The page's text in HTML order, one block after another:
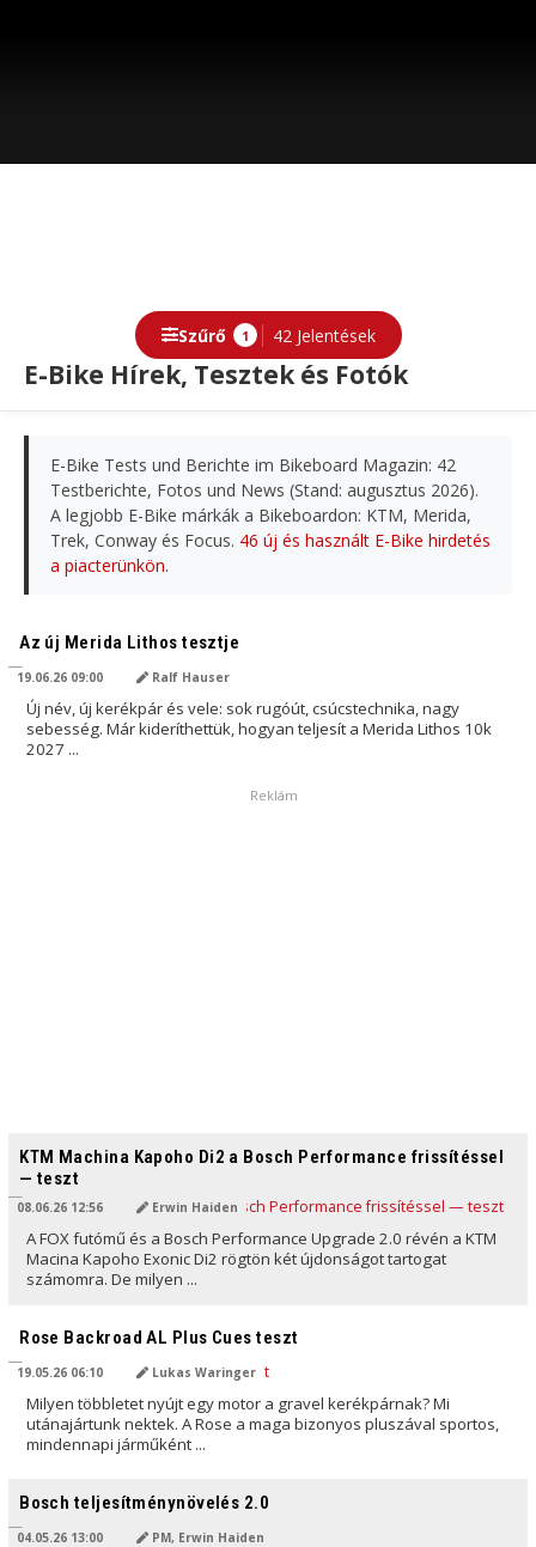
E-Bike Hírek, Tesztek és Fotók
Szűrő 1 42 Jelentések
E-Bike Tests und Berichte im Bikeboard Magazin: 42
Testberichte, Fotos und News (Stand: augusztus 2026).
A legjobb E-Bike márkák a Bikeboardon: KTM, Merida,
Trek, Conway és Focus. 46 új és használt E-Bike hirdetés
a piacterünkön.
Az új Merida Lithos tesztje
19.06.26 09:00 Ralf Hauser
Új név, új kerékpár és vele: sok rugóút, csúcstechnika, nagy
sebesség. Már kideríthettük, hogyan teljesít a Merida Lithos 10k
2027 ...
Reklám
KTM Machina Kapoho Di2 a Bosch Performance frissítéssel
— teszt
08.06.26 12:56 Erwin Haiden
A FOX futómű és a Bosch Performance Upgrade 2.0 révén a KTM
Macina Kapoho Exonic Di2 rögtön két újdonságot tartogat
számomra. De milyen ...
Rose Backroad AL Plus Cues teszt
19.05.26 06:10 Lukas Waringer
Milyen többletet nyújt egy motor a gravel kerékpárnak? Mi
utánajártunk nektek. A Rose a maga bizonyos pluszával sportos,
mindennapi járműként ...
Bosch teljesítménynövelés 2.0
04.05.26 13:00 PM, Erwin Haiden